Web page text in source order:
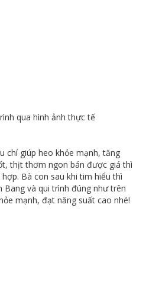
qua hình ảnh thực tế
chí giúp heo khỏe mạnh, tăng
thịt thơm ngon bán được giá thì
Bà con sau khi tim hiểu thì
Bang và qui trình đúng như trên
mạnh, đạt năng suất cao nhé!